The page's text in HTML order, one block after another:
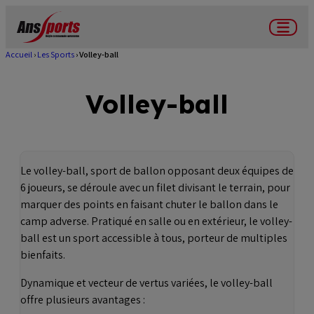
contenu
Menu
d'Ariane
Accueil Les Sports Volley-ball
Volley-ball
Le volley-ball, sport de ballon opposant deux équipes de
6 joueurs, se déroule avec un filet divisant le terrain, pour
marquer des points en faisant chuter le ballon dans le
camp adverse. Pratiqué en salle ou en extérieur, le volley-
ball est un sport accessible à tous, porteur de multiples
bienfaits.
Dynamique et vecteur de vertus variées, le volley-ball
offre plusieurs avantages :